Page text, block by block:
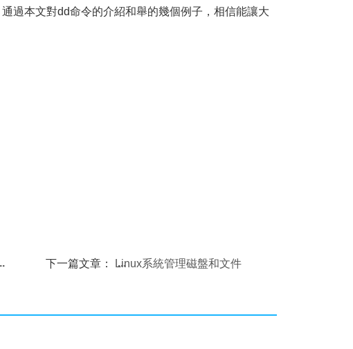
過本文對dd命令的介紹和舉的幾個例子，相信能讓大
下一篇文章：
Linux系統管理磁盤和文件